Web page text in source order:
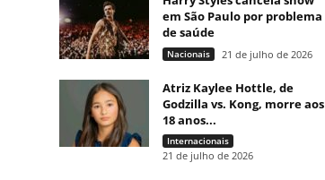
em São Paulo por problema
de saúde
Nacionais 21 de julho de 2026
Atriz Kaylee Hottle, de
Godzilla vs. Kong, morre aos
18 anos...
Internacionais
21 de julho de 2026